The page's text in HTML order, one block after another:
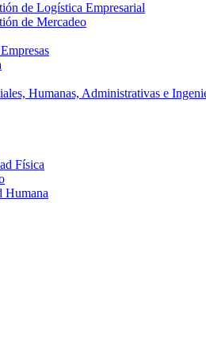
de Logística Empresarial
de Mercadeo
Humanas, Administrativas e
Física
Humana